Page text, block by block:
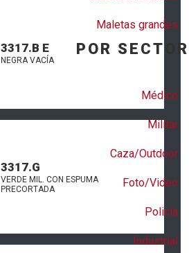
Maletas grandes
POR SECTOR
Médico
Militar
Caza/Outdoor
Foto/Video
Policía
Industrial
3317.B E
NEGRA VACÍA
3317.G
VERDE MIL. CON ESPUMA
PRECORTADA